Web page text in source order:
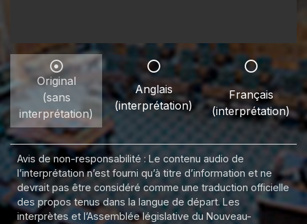
Original
(sans
interprétation)
Anglais
(interprétation)
Français
(interprétation)
Avis de non-responsabilité : Le contenu audio de
l’interprétation n’est fourni qu’à titre d’information et ne
devrait pas être considéré comme une traduction officielle
des propos tenus dans la langue de départ. Les
interprètes et l’Assemblée législative du Nouveau-